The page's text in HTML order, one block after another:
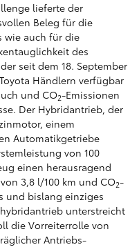
lieferte der
Beleg für die
wie auch für die
des
seit dem 18. September
Händlern verfügbar
und CO2-Emissionen
Der Hybridantrieb, der
einem
Automatikgetriebe
von 100
einen herausragend
3,8 l/100 km und CO2-
und bislang einziges
unterstreicht
die Vorreiterrolle von
Antriebs-